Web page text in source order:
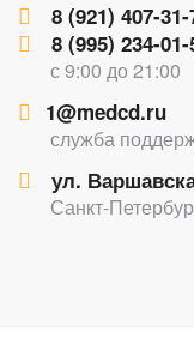
8 (921) 407-31-
8 (995) 234-01-
с 9:00 до 21:00
1@medcd.ru
служба
ул.
Санкт-